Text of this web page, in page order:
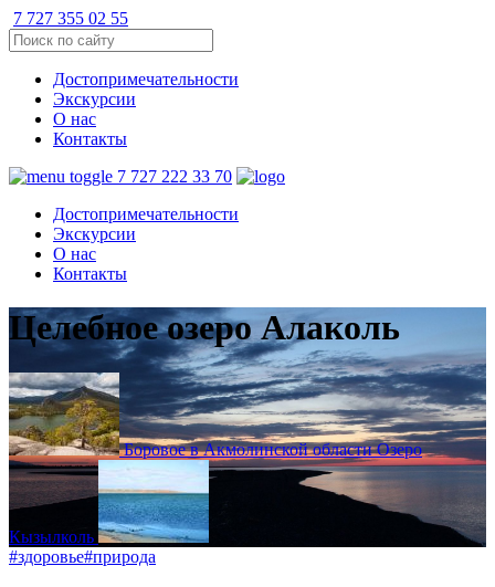
7 727 355 02 55
Достопримечательности
Экскурсии
О нас
Контакты
7 727 222 33 70
Достопримечательности
Экскурсии
О нас
Контакты
Целебное озеро Алаколь
Боровое в Акмолинской области Озеро
Кызылколь
#здоровье#природа